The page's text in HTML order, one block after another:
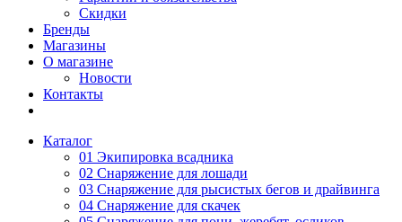
Скидки
Бренды
Магазины
О магазине
Новости
Контакты
Каталог
01 Экипировка всадника
02 Снаряжение для лошади
03 Снаряжение для рысистых бегов и драйвинга
04 Снаряжение для скачек